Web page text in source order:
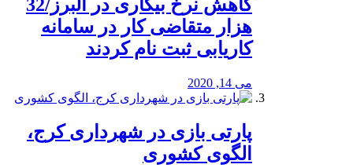
کاهش نرخ بیکاری در البرز/32
هزار متقاضی کار در سامانه
کاریابی ثبت نام کردند
می 14, 2020
پارتی بازی در شهرداری کرج،
الگوی کشوری